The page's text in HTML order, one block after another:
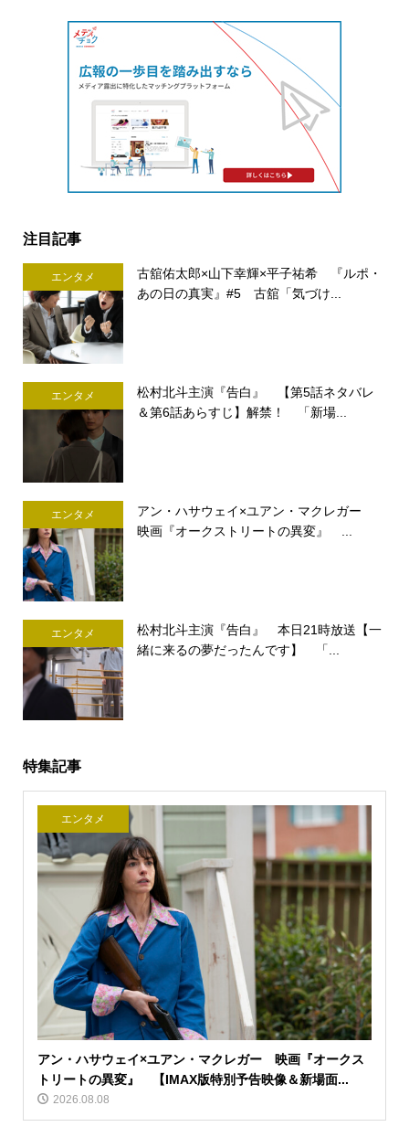
注目記事
エンタメ
古舘佑太郎×山下幸輝×平子祐希 『ルポ・
あの日の真実』#5 古舘「気づけ...
エンタメ
松村北斗主演『告白』 【第5話ネタバレ
＆第6話あらすじ】解禁！ 「新場...
エンタメ
アン・ハサウェイ×ユアン・マクレガー
映画『オークストリートの異変』 ...
エンタメ
松村北斗主演『告白』 本日21時放送【一
緒に来るの夢だったんです】 「...
特集記事
エンタメ
アン・ハサウェイ×ユアン・マクレガー 映画『オークス
トリートの異変』 【IMAX版特別予告映像＆新場面...
2026.08.08